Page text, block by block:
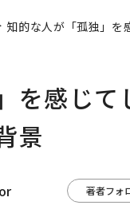
知的な人が「孤独」を
を感じ
景
著者フォ